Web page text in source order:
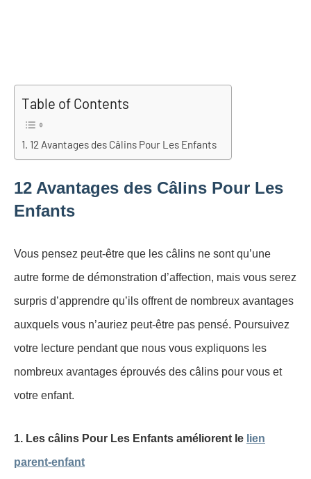
Table of Contents
12 Avantages des Câlins Pour Les Enfants
12 Avantages des Câlins Pour Les
Enfants
Vous pensez peut-être que les câlins ne sont qu’une
autre forme de démonstration d’affection, mais vous serez
surpris d’apprendre qu’ils offrent de nombreux avantages
auxquels vous n’auriez peut-être pas pensé. Poursuivez
votre lecture pendant que nous vous expliquons les
nombreux avantages éprouvés des câlins pour vous et
votre enfant.
1. Les câlins Pour Les Enfants améliorent le lien
parent-enfant